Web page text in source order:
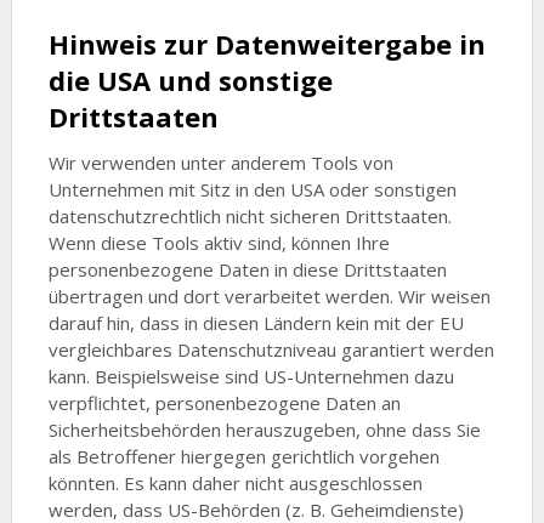
Hinweis zur Datenweitergabe in
die USA und sonstige
Drittstaaten
Wir verwenden unter anderem Tools von
Unternehmen mit Sitz in den USA oder sonstigen
datenschutzrechtlich nicht sicheren Drittstaaten.
Wenn diese Tools aktiv sind, können Ihre
personenbezogene Daten in diese Drittstaaten
übertragen und dort verarbeitet werden. Wir weisen
darauf hin, dass in diesen Ländern kein mit der EU
vergleichbares Datenschutzniveau garantiert werden
kann. Beispielsweise sind US-Unternehmen dazu
verpflichtet, personenbezogene Daten an
Sicherheitsbehörden herauszugeben, ohne dass Sie
als Betroffener hiergegen gerichtlich vorgehen
könnten. Es kann daher nicht ausgeschlossen
werden, dass US-Behörden (z. B. Geheimdienste)